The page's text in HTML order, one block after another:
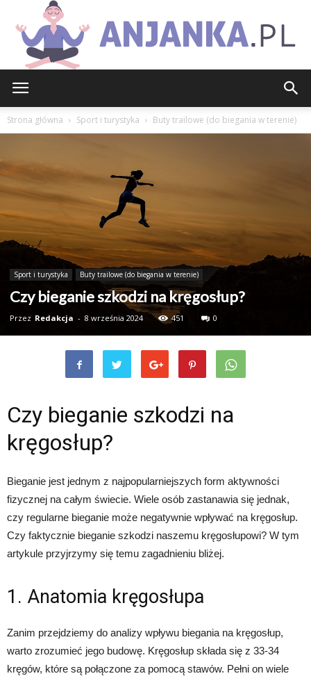
Strona główna Sport i turystyka Buty trailowe (do biegania w terenie)
Sport i turystyka Buty trailowe (do biegania w terenie)
Czy bieganie szkodzi na kręgosłup?
Przez Redakcja - 8 września 2024 451 0
Czy bieganie szkodzi na
kręgosłup?
Bieganie jest jednym z najpopularniejszych form aktywności
fizycznej na całym świecie. Wiele osób zastanawia się jednak,
czy regularne bieganie może negatywnie wpływać na kręgosłup.
Czy faktycznie bieganie szkodzi naszemu kręgosłupowi? W tym
artykule przyjrzymy się temu zagadnieniu bliżej.
1. Anatomia kręgosłupa
Zanim przejdziemy do analizy wpływu biegania na kręgosłup,
warto zrozumieć jego budowę. Kręgosłup składa się z 33-34
kręgów, które są połączone za pomocą stawów. Pełni on wiele